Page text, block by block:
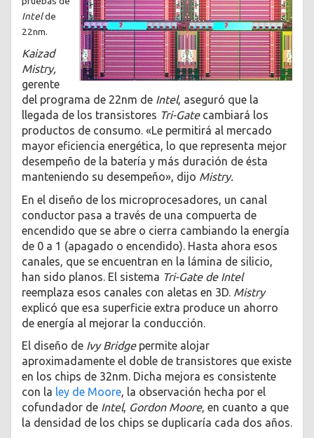
Intelde
22nm.
Kaizad
Mistry,
gerente
del programa de 22nm de Intel, aseguró que la
llegada de los transistores Tri-Gatecambiará los
productos de consumo. «Le permitirá al mercado
mayor eficiencia energética, lo que representa mejor
desempeño de la batería y más duración de ésta
manteniendo su desempeño», dijo Mistry.
En el diseño de los microprocesadores, un canal
conductor pasa a través de una compuerta de
encendido que se abre o cierra cambiando la energía
de 0 a 1 (apagado o encendido). Hasta ahora esos
canales, que se encuentran en la lámina de silicio,
han sido planos. El sistema Tri-Gate de Intel
reemplaza esos canales con aletas en 3D. Mistry
explicó que esa superficie extra produce un ahorro
de energía al mejorar la conducción.
El diseño de Ivy Bridgepermite alojar
aproximadamente el doble de transistores que existe
en los chips de 32nm. Dicha mejora es consistente
con la ley de Moore, la observación hecha por el
cofundador de Intel, Gordon Moore, en cuanto a que
la densidad de los chips se duplicaría cada dos años.